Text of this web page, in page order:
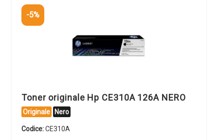
-5%
Toner originale Hp CE310A 126A NERO
Originale Nero
Codice:CE310A